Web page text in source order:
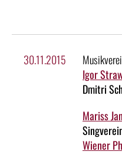
30.11.2015
Igor
Dmitri
Mariss
Wiener